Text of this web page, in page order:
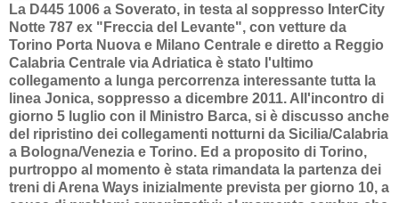
La D445 1006 a Soverato, in testa al soppresso InterCity
Notte 787 ex "Freccia del Levante", con vetture da
Torino Porta Nuova e Milano Centrale e diretto a Reggio
Calabria Centrale via Adriatica è stato l'ultimo
collegamento a lunga percorrenza interessante tutta la
linea Jonica, soppresso a dicembre 2011. All'incontro di
giorno 5 luglio con il Ministro Barca, si è discusso anche
del ripristino dei collegamenti notturni da Sicilia/Calabria
a Bologna/Venezia e Torino. Ed a proposito di Torino,
purtroppo al momento è stata rimandata la partenza dei
treni di Arena Ways inizialmente prevista per giorno 10, a